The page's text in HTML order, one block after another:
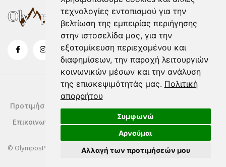
τεχνολογίες εντοπισμού για την
βελτίωση της εμπειρίας περιήγησης
στην ιστοσελίδα μας, για την
εξατομίκευση περιεχομένου και
διαφημίσεων, την παροχή λειτουργιών
κοινωνικών μέσων και την ανάλυση
της επισκεψιμότητάς μας. Πολιτική
απορρήτου
Συμφωνώ
Αρνούμαι
Αλλαγή των προτιμήσεών μου
Προτιμήσεις Cookies Δήλωση Cookies Όροι Χρήσης
Επικοινωνία
© OlymposPress.gr